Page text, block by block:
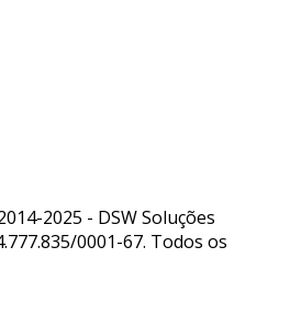
2025 - DSW Soluções
0001-67. Todos os